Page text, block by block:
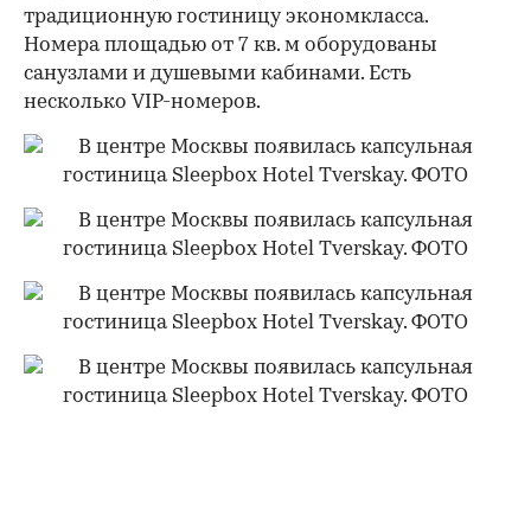
традиционную гостиницу экономкласса.
Номера площадью от 7 кв. м оборудованы
санузлами и душевыми кабинами. Есть
несколько VIP-номеров.